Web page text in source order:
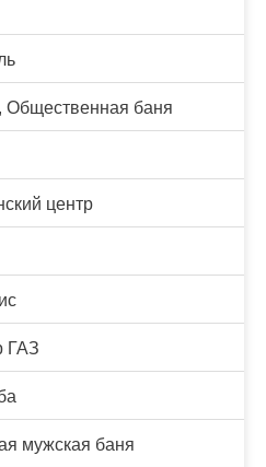
баня
центр
ГАЗ
мужская баня